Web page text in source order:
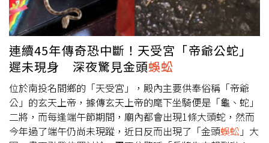
紛紛留言直呼，「來了嗎，讚喔」、「再次出現神蹟」、
「太棒了！終於等到小龍的出現，遲到沒有關係，有來就好
了！」事實上，廟方曾透露，這條「帝爺公蛇」過去最長曾
在廟內駐足長達一個月，也曾二度回訪，並留下蛻皮的「龍
衣」後才又離去。
連續45年傳奇恐中斷！天受宮「帝爺公蛇」
遲未現身 深夜驚見金頭蜈蚣
位於南投名間鄉的「天受宮」，殿內主要供奉俗稱「帝爺
公」的玄天上帝，據傳玄天上帝的麾下坐騎便是「龜、蛇」
二將，而每逢端午節期間，廟內都會出現1條大頭蛇，然而
今年過了端午仍尚未現蹤，近日反而出現了「金頭蜈蚣 」大